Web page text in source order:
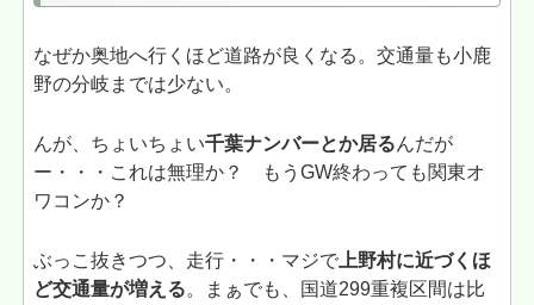
なぜか奥地へ行くほど道路が良くなる。交通量も小鹿
野の分岐までは少ない。
んが、ちょいちょい千葉ナンバーとか居るんだが
ー・・・これは無理か？ もうGW終わっても関東オ
ワコンか？
ぶっこ抜きつつ、走行・・・マジで 上野村に近づくほ
ど交通量が増える。まぁでも、国道299重複区間は比